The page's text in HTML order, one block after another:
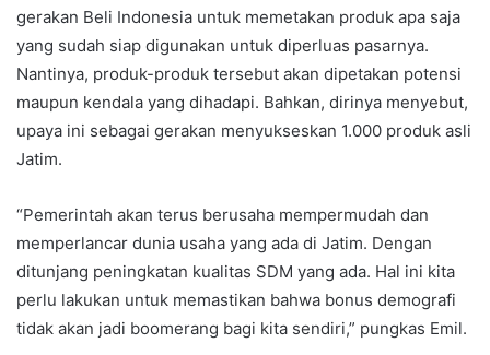
gerakan Beli Indonesia untuk memetakan produk apa saja
yang sudah siap digunakan untuk diperluas pasarnya.
Nantinya, produk-produk tersebut akan dipetakan potensi
maupun kendala yang dihadapi. Bahkan, dirinya menyebut,
upaya ini sebagai gerakan menyukseskan 1.000 produk asli
Jatim.
“Pemerintah akan terus berusaha mempermudah dan
memperlancar dunia usaha yang ada di Jatim. Dengan
ditunjang peningkatan kualitas SDM yang ada. Hal ini kita
perlu lakukan untuk memastikan bahwa bonus demografi
tidak akan jadi boomerang bagi kita sendiri,” pungkas Emil.